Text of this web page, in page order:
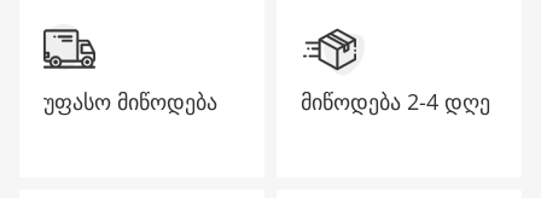
უფასო მიწოდება მიწოდება 2-4 დღე